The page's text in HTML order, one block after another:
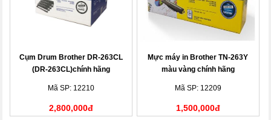
Cụm Drum Brother DR-263CL
(DR-263CL)chính hãng
Mã SP: 12210
2,800,000đ
Mực máy in Brother TN-263Y
màu vàng chính hãng
Mã SP: 12209
1,500,000đ